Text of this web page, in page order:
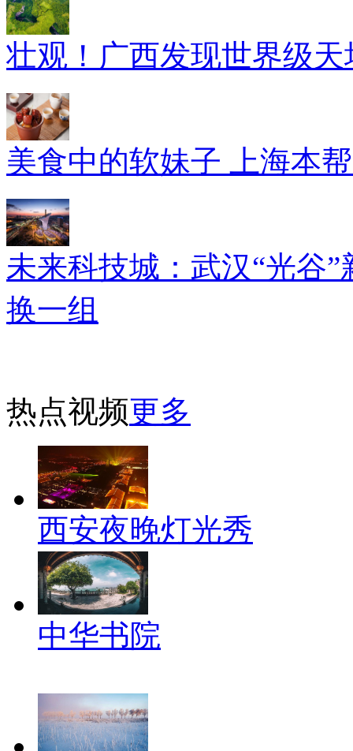
壮观！广西发现世界级
美食中的软妹子 上海本
未来科技城：武汉“光谷”
换一组
热点视频更多
西安夜晚灯光秀
中华书院